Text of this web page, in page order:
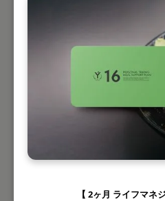
【 2ヶ月 ライフマネ